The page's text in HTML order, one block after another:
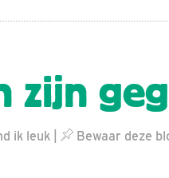
zijn
ik leuk Bewaar deze